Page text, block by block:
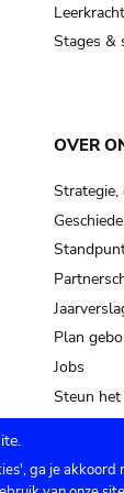
Stages &
OVER
Strategie,
Plan
Jobs
Steun
ga je akkoord